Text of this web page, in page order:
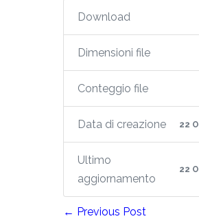
Download
Dimensioni file
Conteggio file
Data di creazione 22
Ultimo
aggiornamento
22
← Previous Post